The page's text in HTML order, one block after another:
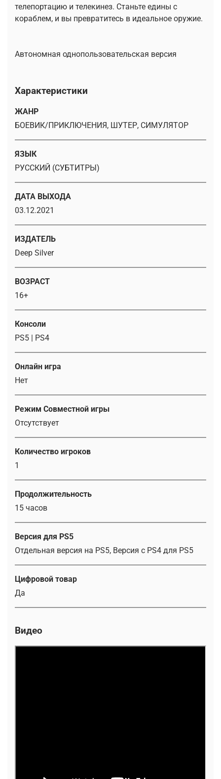
телепортацию и телекинез. Станьте едины с
кораблем, и вы превратитесь в идеальное оружие.
Автономная однопользовательская версия
Характеристики
ЖАНР
БОЕВИК/ПРИКЛЮЧЕНИЯ, ШУТЕР, СИМУЛЯТОР
ЯЗЫК
РУССКИЙ (СУБТИТРЫ)
ДАТА ВЫХОДА
03.12.2021
ИЗДАТЕЛЬ
Deep Silver
ВОЗРАСТ
16+
Консоли
PS5 | PS4
Онлайн игра
Нет
Режим Совместной игры
Отсутствует
Количество игроков
1
Продолжительность
15 часов
Версия для PS5
Отдельная версия на PS5, Версия с PS4 для PS5
Цифровой товар
Да
Видео